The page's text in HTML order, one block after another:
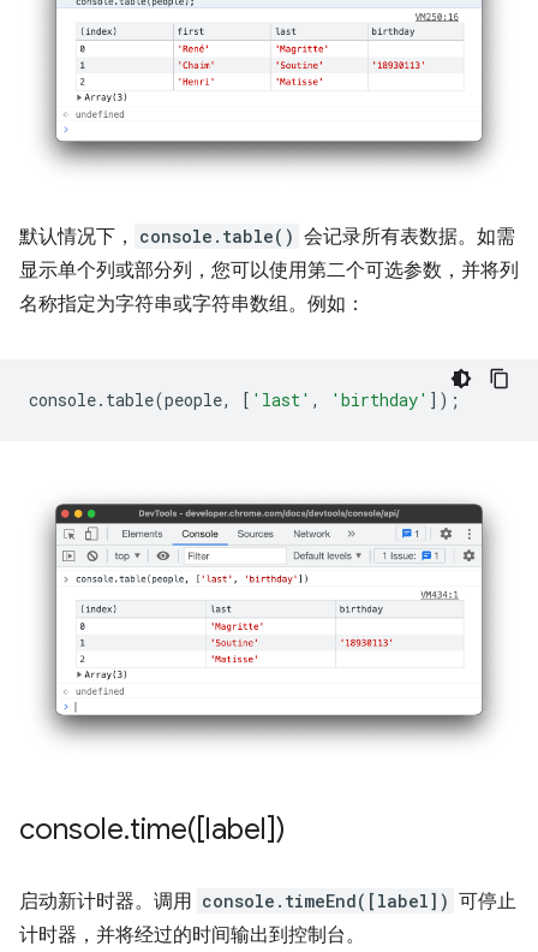
默认情况下， console.table() 会记录所有表数据。如需
显示单个列或部分列，您可以使用第二个可选参数，并将列
名称指定为字符串或字符串数组。例如：
console. table(people, [ 'last' , 'birthday' ]);
console.time([label])
启动新计时器。调用 console.timeEnd([label]) 可停止
计时器，并将经过的时间输出到控制台。